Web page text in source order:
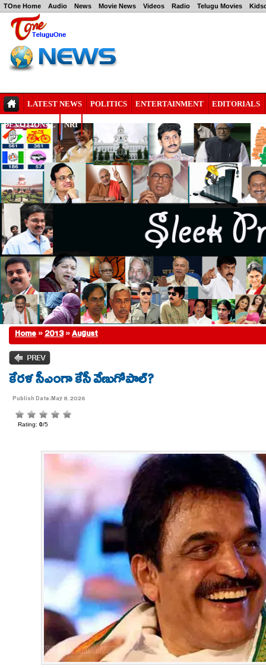
TOne Home Audio News Movie News Videos Radio Telugu Movies
LATEST NEWS POLITICS ENTERTAINMENT EDITORIALS
DEVOTIONAL NRI
Home»2013»August
కేరళ సీఎంగా కేసీ వేణుగోపాల్?
Publish Date:May 8, 2026